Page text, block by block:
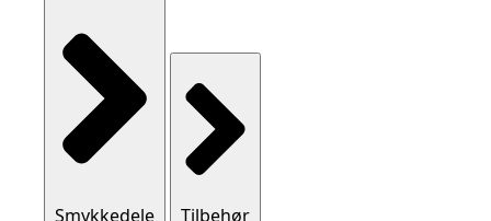
Smykkedele Tilbehør